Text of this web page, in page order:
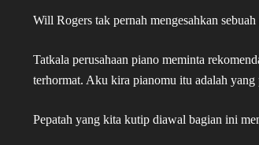
Will Rogers tak pernah mengesahkan
Tatkala perusahaan piano meminta
terhormat. Aku kira pianomu itu adalah
Pepatah yang kita kutip diawal bagian ini